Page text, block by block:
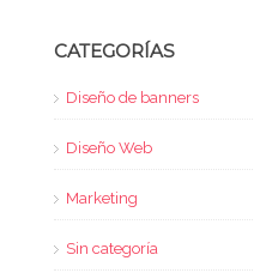
CATEGORÍAS
Diseño de banners
Diseño Web
Marketing
Sin categoría